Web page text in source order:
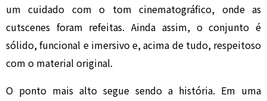
um cuidado com o tom cinematográfico, onde as
cutscenes foram refeitas. Ainda assim, o conjunto é
sólido, funcional e imersivo e, acima de tudo, respeitoso
com o material original.
O ponto mais alto segue sendo a história. Em uma